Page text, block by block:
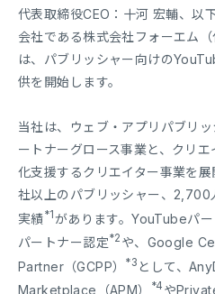
代表取締役CEO：十河 宏輔、以
会社である株式会社フォーエム（
は、パブリッシャー向けの
供を開始します。
当社は、ウェブ・アプリパブリ
ートナーグロース事業と、クリ
化支援するクリエイター事業を
社以上のパブリッシャー、2,700
実績*1があります。YouTubeパ
パートナー認定*2 や、Google
Partner（GCPP）
*3 として、
Marketplace（APM）
*4 や